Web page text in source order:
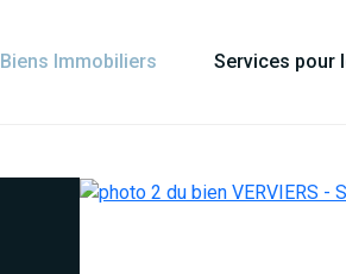
Biens Immobiliers Services pour